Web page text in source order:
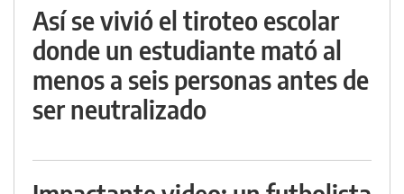
Así se vivió el tiroteo escolar
donde un estudiante mató al
menos a seis personas antes de
ser neutralizado